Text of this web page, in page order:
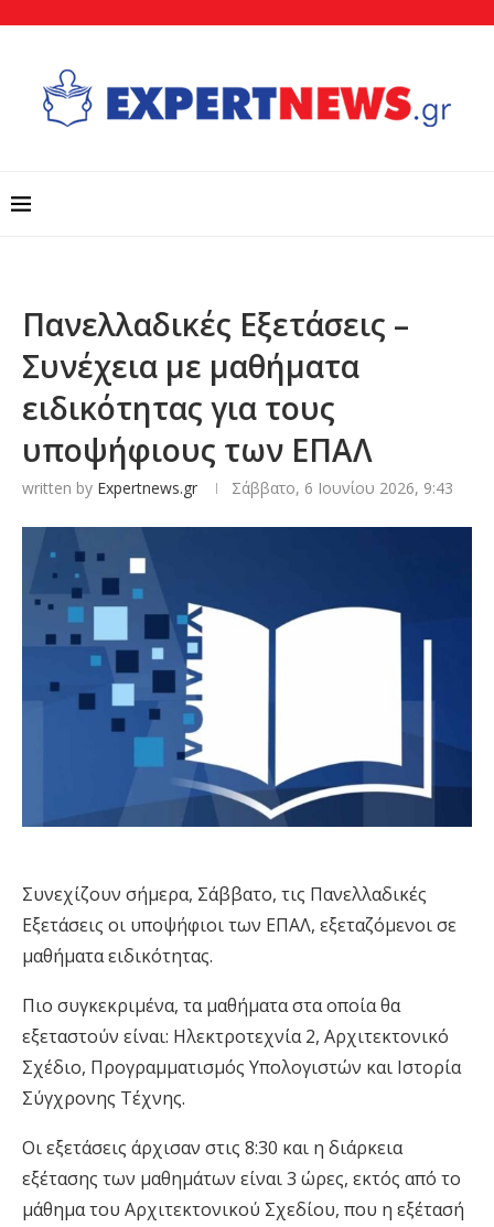
Πανελλαδικές Εξετάσεις –
Συνέχεια με μαθήματα
ειδικότητας για τους
υποψήφιους των ΕΠΑΛ
written by Expertnews.gr Σάββατο, 6 Ιουνίου 2026, 9:43
Συνεχίζουν σήμερα, Σάββατο, τις Πανελλαδικές
Εξετάσεις οι υποψήφιοι των ΕΠΑΛ, εξεταζόμενοι σε
μαθήματα ειδικότητας.
Πιο συγκεκριμένα, τα μαθήματα στα οποία θα
εξεταστούν είναι: Ηλεκτροτεχνία 2, Αρχιτεκτονικό
Σχέδιο, Προγραμματισμός Υπολογιστών και Ιστορία
Σύγχρονης Τέχνης.
Οι εξετάσεις άρχισαν στις 8:30 και η διάρκεια
εξέτασης των μαθημάτων είναι 3 ώρες, εκτός από το
μάθημα του Αρχιτεκτονικού Σχεδίου, που η εξέτασή